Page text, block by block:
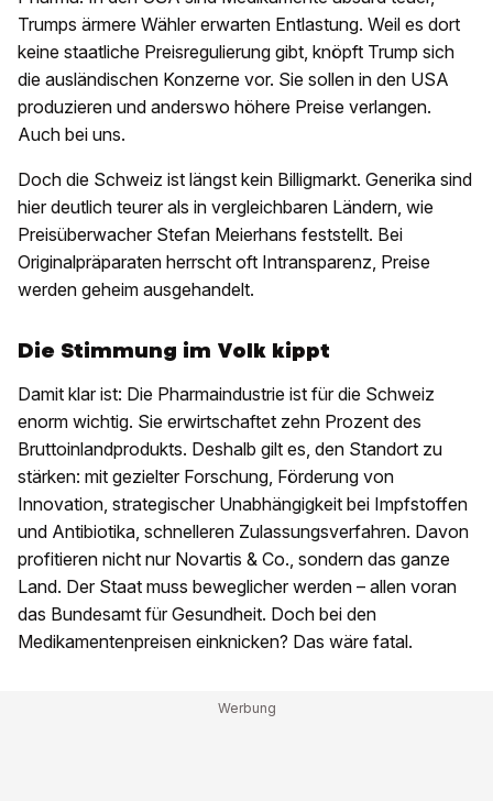
Trumps ärmere Wähler erwarten Entlastung. Weil es dort
keine staatliche Preisregulierung gibt, knöpft Trump sich
die ausländischen Konzerne vor. Sie sollen in den USA
produzieren und anderswo höhere Preise verlangen.
Auch bei uns.
Doch die Schweiz ist längst kein Billigmarkt. Generika sind
hier deutlich teurer als in vergleichbaren Ländern, wie
Preisüberwacher Stefan Meierhans feststellt. Bei
Originalpräparaten herrscht oft Intransparenz, Preise
werden geheim ausgehandelt.
Die Stimmung im Volk kippt
Damit klar ist: Die Pharmaindustrie ist für die Schweiz
enorm wichtig. Sie erwirtschaftet zehn Prozent des
Bruttoinlandprodukts. Deshalb gilt es, den Standort zu
stärken: mit gezielter Forschung, Förderung von
Innovation, strategischer Unabhängigkeit bei Impfstoffen
und Antibiotika, schnelleren Zulassungsverfahren. Davon
profitieren nicht nur Novartis & Co., sondern das ganze
Land. Der Staat muss beweglicher werden – allen voran
das Bundesamt für Gesundheit. Doch bei den
Medikamentenpreisen einknicken? Das wäre fatal.